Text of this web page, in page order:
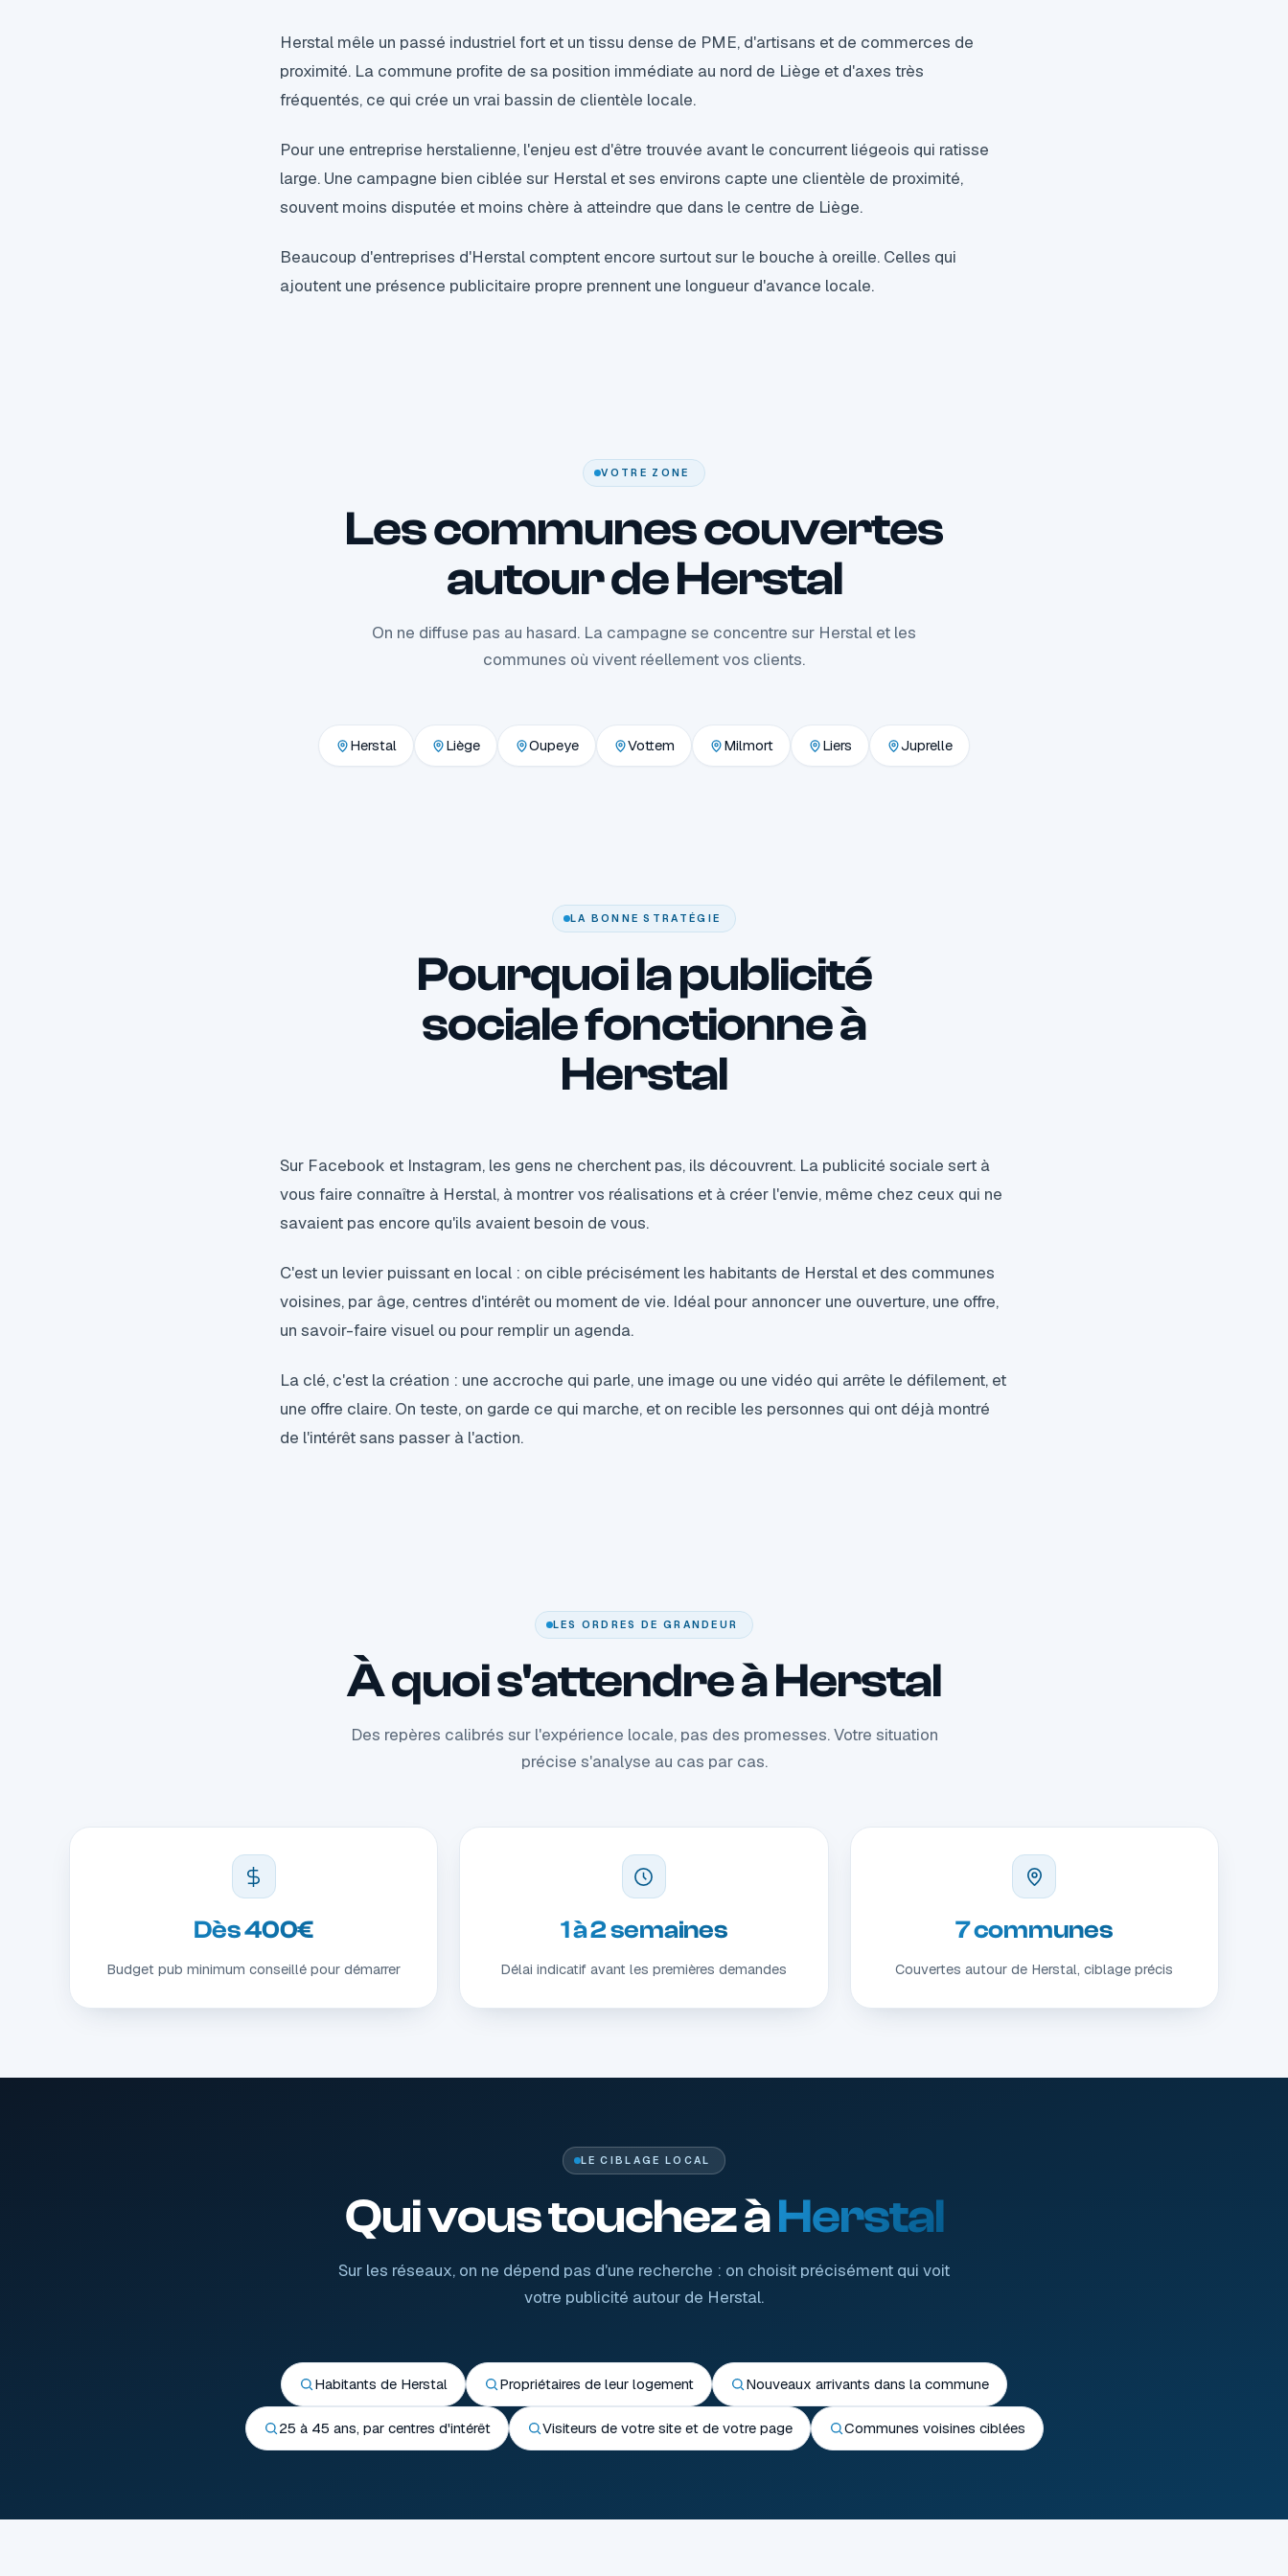
Herstal mêle un passé industriel fort et un tissu dense de PME, d'artisans et de commerces de
proximité. La commune profite de sa position immédiate au nord de Liège et d'axes très
fréquentés, ce qui crée un vrai bassin de clientèle locale.
Pour une entreprise herstalienne, l'enjeu est d'être trouvée avant le concurrent liégeois qui ratisse
large. Une campagne bien ciblée sur Herstal et ses environs capte une clientèle de proximité,
souvent moins disputée et moins chère à atteindre que dans le centre de Liège.
Beaucoup d'entreprises d'Herstal comptent encore surtout sur le bouche à oreille. Celles qui
ajoutent une présence publicitaire propre prennent une longueur d'avance locale.
VOTRE ZONE
Les communes couvertes
autour de Herstal
On ne diffuse pas au hasard. La campagne se concentre sur Herstal et les
communes où vivent réellement vos clients.
Herstal Liège Oupeye Vottem Milmort Liers Juprelle
LA BONNE STRATÉGIE
Pourquoi la publicité
sociale fonctionne à
Herstal
Sur Facebook et Instagram, les gens ne cherchent pas, ils découvrent. La publicité sociale sert à
vous faire connaître à Herstal, à montrer vos réalisations et à créer l'envie, même chez ceux qui ne
savaient pas encore qu'ils avaient besoin de vous.
C'est un levier puissant en local : on cible précisément les habitants de Herstal et des communes
voisines, par âge, centres d'intérêt ou moment de vie. Idéal pour annoncer une ouverture, une offre,
un savoir-faire visuel ou pour remplir un agenda.
La clé, c'est la création : une accroche qui parle, une image ou une vidéo qui arrête le défilement, et
une offre claire. On teste, on garde ce qui marche, et on recible les personnes qui ont déjà montré
de l'intérêt sans passer à l'action.
LES ORDRES DE GRANDEUR
À quoi s'attendre à Herstal
Des repères calibrés sur l'expérience locale, pas des promesses. Votre situation
précise s'analyse au cas par cas.
Dès 400€
Budget pub minimum conseillé pour démarrer
1 à 2 semaines
Délai indicatif avant les premières demandes
7 communes
Couvertes autour de Herstal, ciblage précis
LE CIBLAGE LOCAL
Qui vous touchez àHerstal
Sur les réseaux, on ne dépend pas d'une recherche : on choisit précisément qui voit
votre publicité autour de Herstal.
Habitants de Herstal Propriétaires de leur logement Nouveaux arrivants dans la commune
25 à 45 ans, par centres d'intérêt Visiteurs de votre site et de votre page Communes voisines ciblées